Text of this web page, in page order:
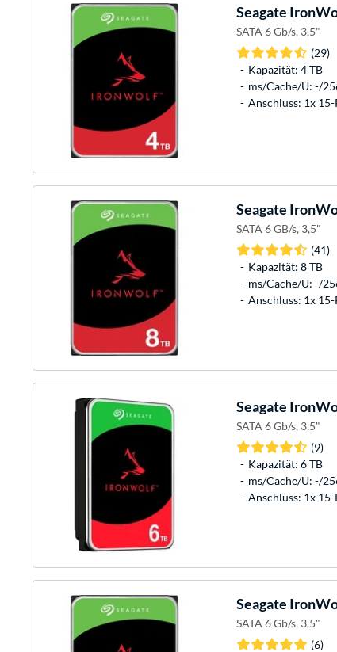
Seagate
SATA 6 Gb/s, 3,5"
(29)
Kapazität: 4 TB
ms/Cache/U: -/
Anschluss: 1x
Seagate
SATA 6 GB/s, 3,5"
(41)
Kapazität: 8 TB
ms/Cache/U: -/
Anschluss: 1x
Seagate
SATA 6 Gb/s, 3,5"
(9)
Kapazität: 6 TB
ms/Cache/U: -/
Anschluss: 1x
Seagate
SATA 6 Gb/s, 3,5"
(6)